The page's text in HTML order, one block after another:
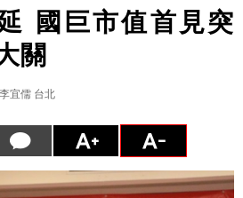
國巨市值首見突
關
宜儒 台北